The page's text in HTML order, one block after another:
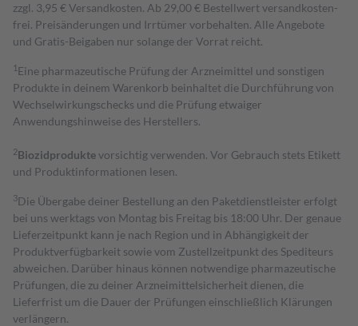
zzgl. 3,95 € Versandkosten. Ab 29,00 € Bestell­wert versand­kosten­
frei. Preisänderungen und Irrtümer vorbehalten. Alle Angebote
und Gratis-Beigaben nur solange der Vorrat reicht.
1 Eine pharmazeutische Prüfung der Arzneimittel und sonstigen
Produkte in deinem Warenkorb beinhaltet die Durchführung von
Wechselwirkungschecks und die Prüfung etwaiger
Anwendungshinweise des Herstellers.
2Biozidproduktevorsichtig verwenden. Vor Gebrauch stets Etikett
und Produktinformationen lesen.
3Die Übergabe deiner Bestellung an den Paketdienstleister erfolgt
bei uns werktags von Montag bis Freitag bis 18:00 Uhr. Der genaue
Lieferzeitpunkt kann je nach Region und in Abhängigkeit der
Produktverfügbarkeit sowie vom Zustellzeitpunkt des Spediteurs
abweichen. Darüber hinaus können notwendige pharmazeutische
Prüfungen, die zu deiner Arzneimittelsicherheit dienen, die
Lieferfrist um die Dauer der Prüfungen einschließlich Klärungen
verlängern.